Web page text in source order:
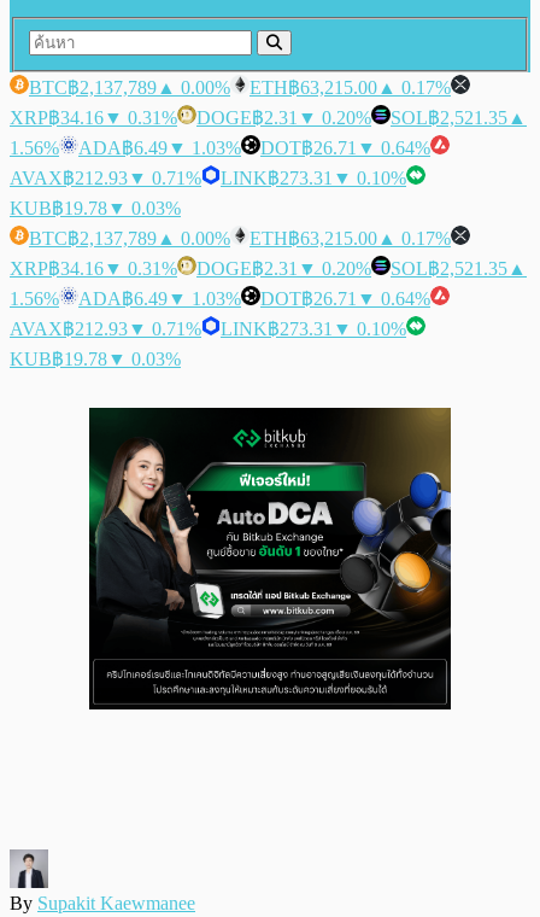
BTC฿2,137,789 ▲ 0.00% ETH฿63,215.00 ▲ 0.17%
XRP฿34.16▼ 0.31% DOGE฿2.31 ▼ 0.20% SOL฿2,521.35 ▲
1.56%
ADA฿6.49▼ 1.03% DOT฿26.71 ▼ 0.64%
AVAX฿212.93▼ 0.71% LINK฿273.31 ▼ 0.10%
KUB฿19.78▼ 0.03%
BTC฿2,137,789 ▲ 0.00% ETH฿63,215.00 ▲ 0.17%
XRP฿34.16▼ 0.31% DOGE฿2.31 ▼ 0.20% SOL฿2,521.35 ▲
1.56%
ADA฿6.49▼ 1.03% DOT฿26.71 ▼ 0.64%
AVAX฿212.93▼ 0.71% LINK฿273.31 ▼ 0.10%
KUB฿19.78▼ 0.03%
By Supakit Kaewmanee